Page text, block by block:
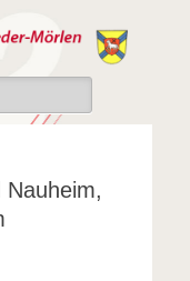
Freiwillige
Nieder-
Mörlen e.V.
e.v.
Nauheim,